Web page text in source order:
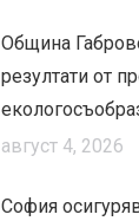
Община
резултати от
август 4, 2026
София